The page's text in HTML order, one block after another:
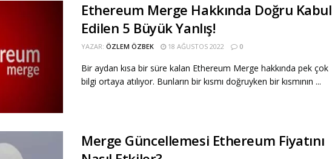
Ethereum Merge Hakkında Doğru Kabul
Edilen 5 Büyük Yanlış!
YAZAR: ÖZLEM ÖZBEK 18 AĞUSTOS 2022 0
Bir aydan kısa bir süre kalan Ethereum Merge hakkında pek çok
bilgi ortaya atılıyor. Bunların bir kısmı doğruyken bir kısmının ...
Merge Güncellemesi Ethereum Fiyatını